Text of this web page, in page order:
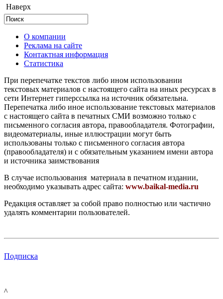
Наверх
О компании
Реклама на сайте
Контактная информация
Статистика
При перепечатке текстов либо ином использовании
текстовых материалов с настоящего сайта на иных ресурсах в
сети Интернет гиперссылка на источник обязательна.
Перепечатка либо иное использование текстовых материалов
с настоящего сайта в печатных СМИ возможно только с
письменного согласия автора, правообладателя. Фотографии,
видеоматериалы, иные иллюстрации могут быть
использованы только с письменного согласия автора
(правообладателя) и с обязательным указанием имени автора
и источника заимствования
В случае использования материала в печатном издании,
необходимо указывать адрес сайта: www.baikal-media.ru
Редакция оставляет за собой право полностью или частично
удалять комментарии пользователей.
Подписка
^